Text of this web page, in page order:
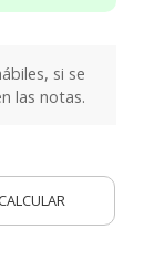
si se
las notas.
CALCULAR